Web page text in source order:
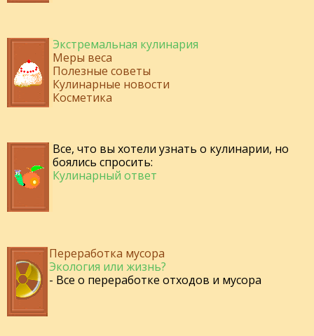
Экстремальная кулинария
Меры веса
Полезные советы
Кулинарные новости
Косметика
Все, что вы хотели узнать о кулинарии, но
боялись спросить:
Кулинарный ответ
Переработка мусора
Экология или жизнь?
- Все о переработке отходов и мусора